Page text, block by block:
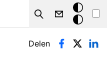
Search
Donkere
modus
Delen